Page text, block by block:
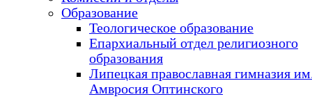
Образование
Теологическое образование
Епархиальный отдел религиозного
образования
Липецкая православная гимназия
Амвросия Оптинского